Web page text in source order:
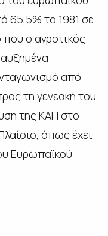
65,5% το 1981 σε
που ο αγροτικός
από
τη γενεακή του
της ΚΑΠ στο
όπως έχει
Ευρωπαϊκού